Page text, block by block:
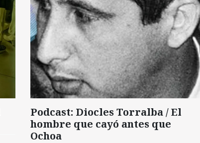
Podcast: Diocles Torralba / El
hombre que cayó antes que
Ochoa